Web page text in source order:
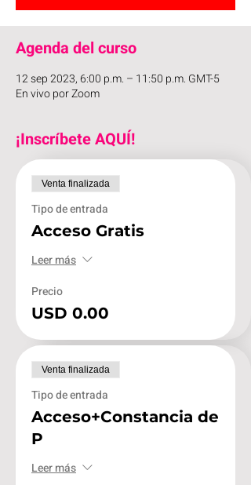
Agenda del curso
12 sep 2023, 6:00 p.m. – 11:50 p.m. GMT-5
En vivo por Zoom
¡Inscríbete AQUÍ!
Venta finalizada
Tipo de entrada
Acceso Gratis
Leer más
Precio
USD 0.00
Venta finalizada
Tipo de entrada
Acceso+Constancia de
P
Leer más